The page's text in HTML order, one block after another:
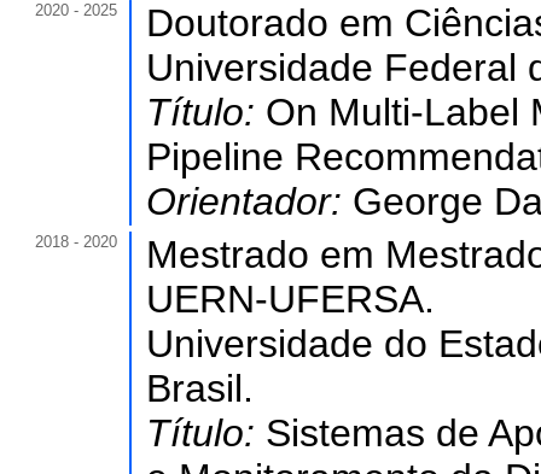
2020 - 2025
Doutorado em
Universidade Federal
Título: On Multi-Label
Pipeline
Orientador: George
2018 - 2020
Mestrado em
UERN-UFERSA.
Universidade do
Brasil.
Título: Sistemas de